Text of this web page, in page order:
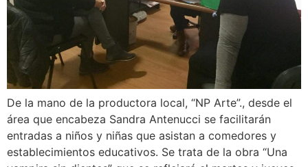
De la mano de la productora local, “NP Arte”., desde el
área que encabeza Sandra Antenucci se facilitarán
entradas a niños y niñas que asistan a comedores y
establecimientos educativos. Se trata de la obra “Una